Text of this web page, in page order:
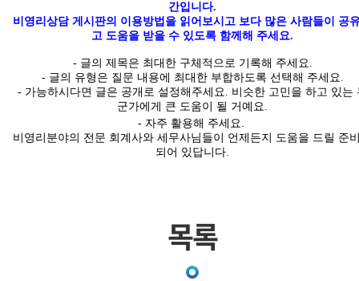
간입니다.
비영리상담 게시판의 이용방법을 읽어보시고 보다 많은 사람들이 공
고 도움을 받을 수 있도록 함께해 주세요.
- 글의 제목은 최대한 구체적 으로 기록해 주세요.
- 글의 유형은 질문 내용에 최대한 부합하도록 선택해 주세요.
- 가능하시다면 글은 공개 로 설정해주세요. 비슷한 고민을 하고 있는
군가에게 큰 도움이 될 거예요.
- 자주 활용해 주세요.
비영리분야의 전문 회계사와 세무사님들이 언제든지 도움을 드릴 준
되어 있답니다.
목록